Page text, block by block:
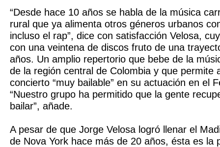
“Desde hace 10 años se habla de la música
rural que ya alimenta otros géneros urbanos
incluso el rap”, dice con satisfacción Velosa,
con una veintena de discos fruto de una
años. Un amplio repertorio que bebe de la
de la región central de Colombia y que permite
concierto “muy bailable” en su actuación en el
“Nuestro grupo ha permitido que la gente
bailar”, añade.
A pesar de que Jorge Velosa logró llenar el
de Nova York hace más de 20 años, ésta es la